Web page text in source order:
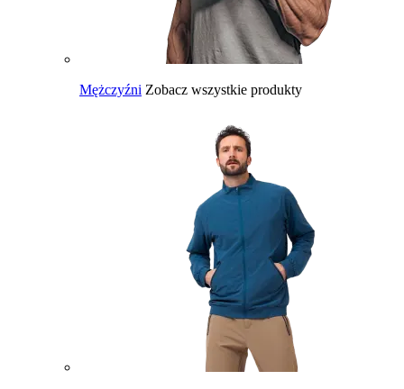
Mężczyźni Zobacz wszystkie produkty